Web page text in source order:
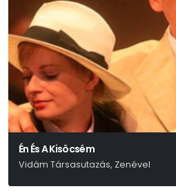
Én És A Kisöcsém
Vidám Társasutazás, Zenével